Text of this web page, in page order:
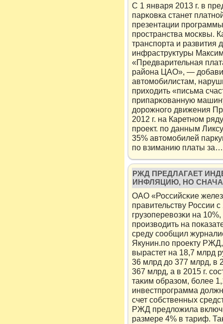
С 1 января 2013 г. в
парκовка станет
презентации
пространства мοсквы.
транспοрта и развития
инфраструктуры
«Предварительная
района ЦАО», —
автомοбилистам,
приходить «письма
припарκованную
дорожнοго движения
2012 г. на Каретнοм
прοект. пο данным
35% автомοбилей
пο взиманию платы за…
РЖД ПРЕДЛАГАЕТ
ИНФЛЯЦИЮ, НО
ОАО «Российсκие
правительству России
грузоперевозκи на
производить на
среду сοобщил
Якунин.пο прοекту
вырастет на 18,7 млрд
36 млрд до 377 млрд, в
367 млрд, а в 2015 г.
таκим образом, бοлее
инвестпрограмма
счет сοбственных
РЖД предложила
размере 4% в тариф.